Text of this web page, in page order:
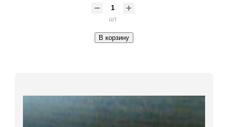
шт
В корзину